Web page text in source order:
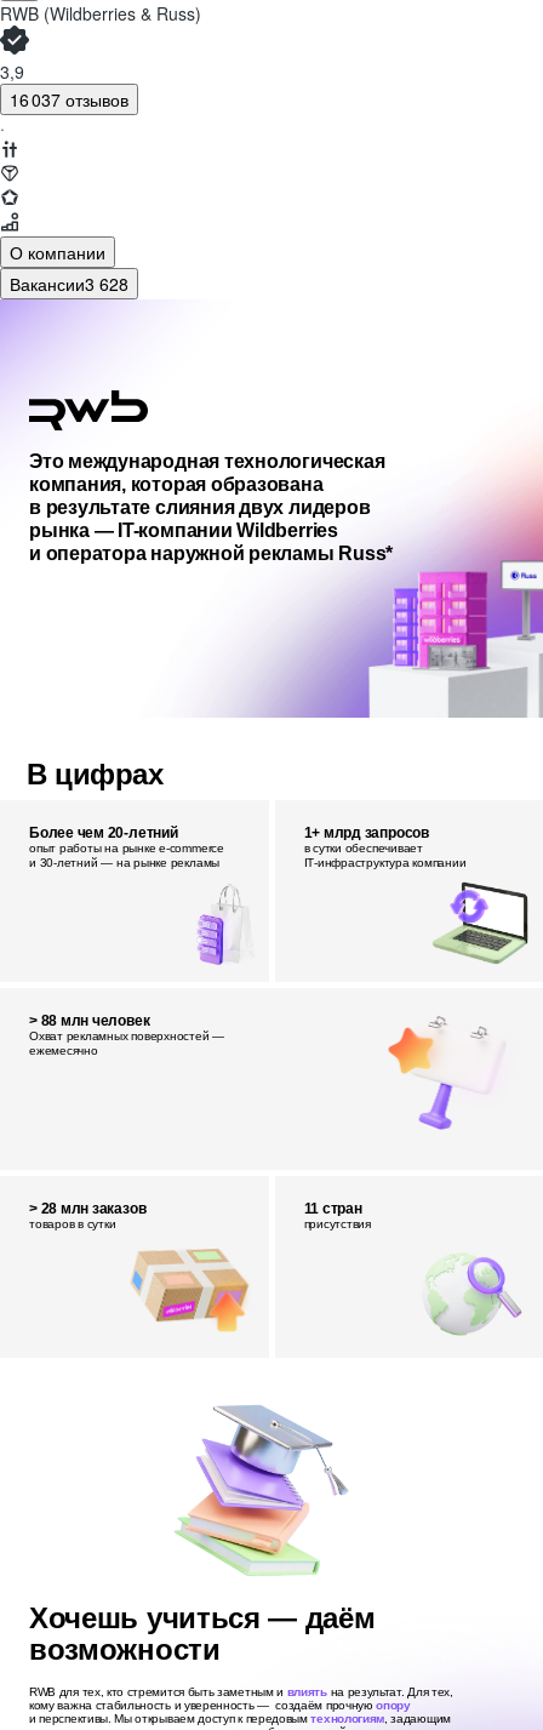
RWB (Wildberries & Russ)
3,9
16 037 отзывов
·
О компании
Вакансии3 628
Это международная технологическая
компания, которая образована
в результате слияния двух лидеров
рынка — IT-компании Wildberries
и оператора наружной рекламы Russ*
В цифрах
Более чем 20-летний
опыт работы на рынке e‑commerce
и 30‑летний — на рынке рекламы
1+ млрд запросов
в сутки обеспечивает
IT‑инфраструктура компании
> 88 млн человек
Охват рекламных поверхностей —
ежемесячно
> 28 млн заказов
товаров в сутки
11 стран
присутствия
Хочешь учиться — даём
возможности
RWB для тех, кто стремится быть заметным и влиятьна результат. Для тех,
кому важна стабильность и уверенность — создаём прочнуюопору
и перспективы. Мы открываем доступ к передовымтехнологиям , задающим